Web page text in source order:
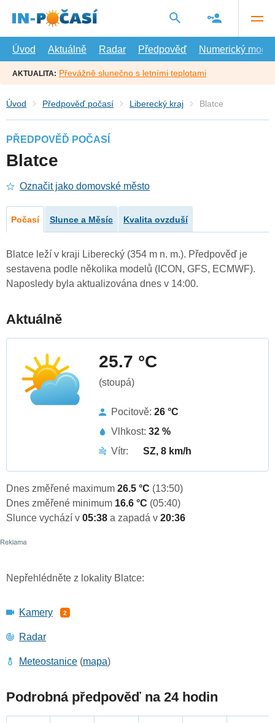
hlavní
Úvod
Aktuálně Radar Předpověď Numerický model
AKTUALITA: Převážně slunečno s letními teplotami
Úvod Předpověď počasí Liberecký kraj Blatce
PŘEDPOVĚĎ POČASÍ
Blatce
Označit jako domovské město
Počasí Slunce a Měsíc Kvalita ovzduší
Blatce leží v kraji Liberecký (354 m n. m.). Předpověď je
sestavena podle několika modelů (ICON, GFS, ECMWF).
Naposledy byla aktualizována dnes v 14:00.
Aktuálně
25.7 °C
(stoupá)
Pocitově: 26 °C
Vlhkost: 32 %
Vítr:
SZ, 8 km/h
Dnes změřené maximum 26.5 °C (13:50)
Dnes změřené minimum 16.6 °C (05:40)
Slunce vychází v 05:38 a zapadá v 20:36
Nepřehlédněte z lokality Blatce:
Kamery 2
Radar
Meteostanice (mapa)
Podrobná předpověď na 24 hodin